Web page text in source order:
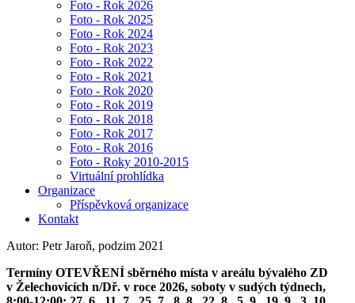
Foto - Rok 2026
Foto - Rok 2025
Foto - Rok 2024
Foto - Rok 2023
Foto - Rok 2022
Foto - Rok 2021
Foto - Rok 2020
Foto - Rok 2019
Foto - Rok 2018
Foto - Rok 2017
Foto - Rok 2016
Foto - Roky 2010-2015
Virtuální prohlídka
Organizace
Příspěvková organizace
Kontakt
Autor: Petr Jaroň, podzim 2021
Termíny OTEVŘENÍ sběrného místa v areálu bývalého ZD
v Želechovicích n/Dř. v roce 2026, soboty v sudých týdnech,